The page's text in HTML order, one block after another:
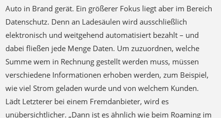
elektronisch und weitgehend automatisiert bezahlt – und
dabei fließen jede Menge Daten. Um zuzuordnen, welche
Summe wem in Rechnung gestellt werden muss, müssen
verschiedene Informationen erhoben werden, zum Beispiel,
wie viel Strom geladen wurde und von welchem Kunden.
Lädt Letzterer bei einem Fremdanbieter, wird es
unübersichtlicher. „Dann ist es ähnlich wie beim Roaming im
Mobilfunk – das läuft dann über einen Dritten, einen
zentralen Dienstleister“, sagt Krauß. „Da bekommt im